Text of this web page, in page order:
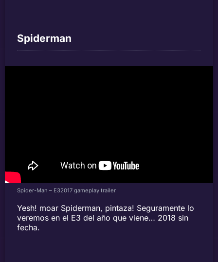
Spiderman
Spider-Man – E32017 gameplay trailer
Yesh! moar Spiderman, pintaza! Seguramente lo
veremos en el E3 del año que viene… 2018 sin
fecha.